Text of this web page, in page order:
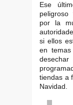
Ese
por la
si ellos
en
tiendas a
Navidad.